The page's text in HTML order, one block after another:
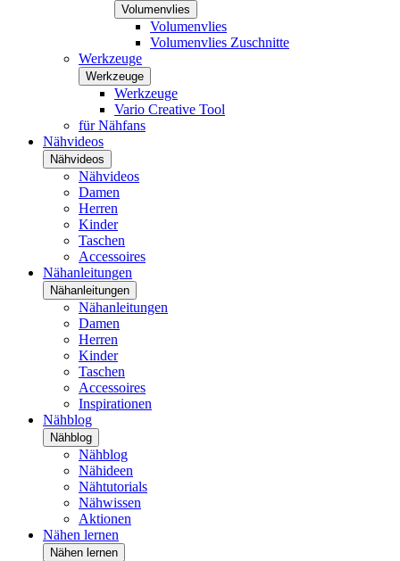
Volumenvlies
Volumenvlies
Volumenvlies Zuschnitte
Werkzeuge
Werkzeuge
Werkzeuge
Vario Creative Tool
für Nähfans
Nähvideos
Nähvideos
Nähvideos
Damen
Herren
Kinder
Taschen
Accessoires
Nähanleitungen
Nähanleitungen
Nähanleitungen
Damen
Herren
Kinder
Taschen
Accessoires
Inspirationen
Nähblog
Nähblog
Nähblog
Nähideen
Nähtutorials
Nähwissen
Aktionen
Nähen lernen
Nähen lernen